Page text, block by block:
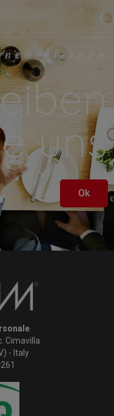
uns
Ok
Cimavilla
- Italy